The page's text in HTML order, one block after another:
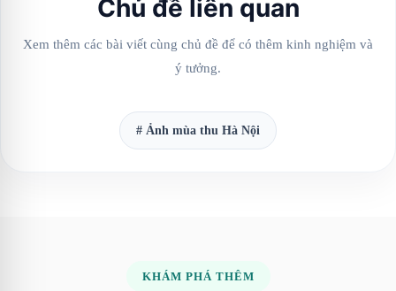
Chủ đề liên quan
Xem thêm các bài viết cùng chủ đề để có thêm kinh nghiệm và
ý tưởng.
# Ảnh mùa thu Hà Nội
KHÁM PHÁ THÊM